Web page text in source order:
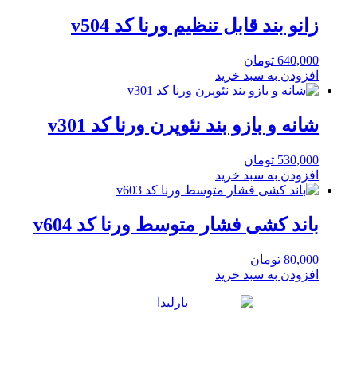
زانو بند قابل تنظیم ورنا کد v504
640,000 تومان
افزودن به سبد خرید
شانه و بازو بند نئوپرن ورنا کد v301
530,000 تومان
افزودن به سبد خرید
باند کشی فشار متوسط ورنا کد v604
80,000 تومان
افزودن به سبد خرید